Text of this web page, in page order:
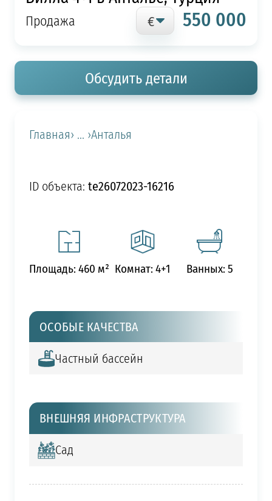
Продажа 550 000
Обсудить детали
Главная› ... ›Анталья
ID объекта: te26072023-16216
Площадь: 460 м² Комнат: 4+1 Ванных: 5
ОСОБЫЕ КАЧЕСТВА
Частный бассейн
ВНЕШНЯЯ ИНФРАСТРУКТУРА
Сад